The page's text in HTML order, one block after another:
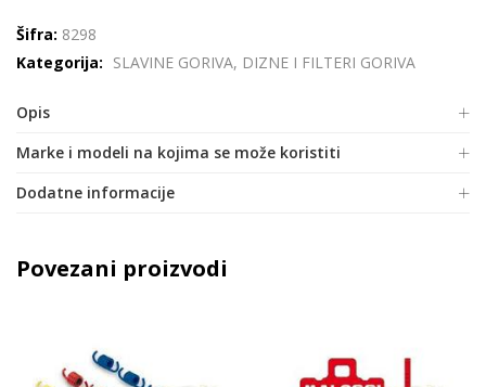
Šifra: 8298
Kategorija: SLAVINE GORIVA, DIZNE I FILTERI GORIVA
Opis
Marke i modeli na kojima se može koristiti
Dodatne informacije
Povezani proizvodi